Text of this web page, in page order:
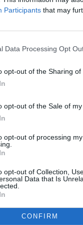
Participants that may
Data Processing Opt
opt-out of the Sharing of
opt-out of the Sale of my
opt-out of processing
opt-out of Collection,
Data that Is
CONFIRM
Vianney Rodríguez,
tendrá como
de Tinajo.
del deporte en
superando. Estamos
y ahora le llega
de La Santa
de la página web